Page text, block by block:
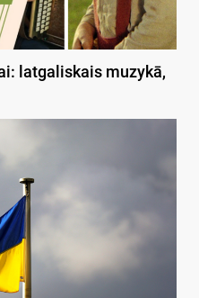
latgaliskais muzykā,